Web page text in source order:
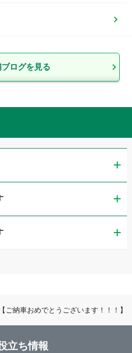
ブログを見る
センター
【ご納車おめでとうございます！！！】
立ち情報